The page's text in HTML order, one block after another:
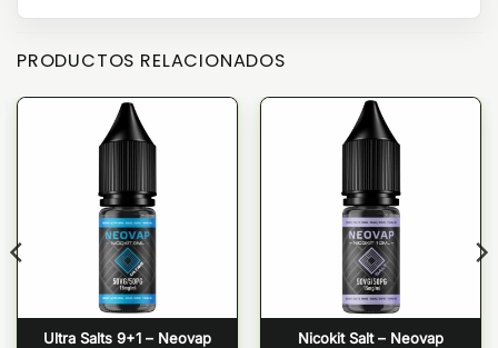
PRODUCTOS RELACIONADOS
Ultra Salts 9+1 – Neovap Nicokit Salt – Neovap